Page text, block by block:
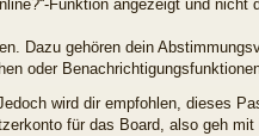
Funktion angezeigt und nicht
Dazu gehören dein
oder
wird dir empfohlen, dieses
für das Board, also geh mit